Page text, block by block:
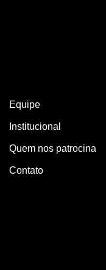
Equipe
Institucional
Quem nos patrocina
Contato